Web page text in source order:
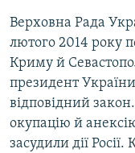
Верховна Рада
лютого 2014 року
Криму й
президент
відповідний
окупацію й
засудили дії